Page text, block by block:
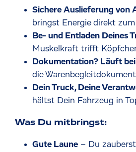
Sichere Auslieferung von
bringst Energie direkt
Be- und Entladen Deines
Muskelkraft trifft
Dokumentation? Läuft
die
Dein Truck, Deine
hältst Dein Fahrzeug in
Was Du mitbringst:
Gute Laune – Du